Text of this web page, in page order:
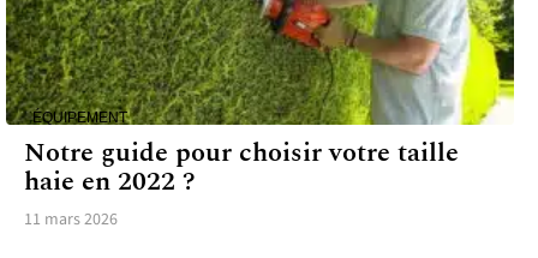
ÉQUIPEMENT
Notre guide pour choisir votre taille
haie en 2022 ?
11 mars 2026